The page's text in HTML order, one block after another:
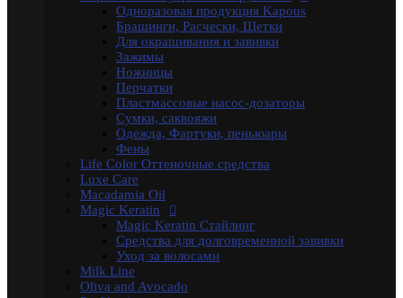
Окислительная Эмульсия "ActiOx"
Окрашивание Hyaluronic Acid
Окрашивание Studio
Окрашивание бровей и ресниц
Прямые пигменты Rainbow
Стайлинг Kapous
Уход за волосами HYALURONIC ACID
Уход за волосами PROFESSIONAL
Средства для химической завивки волос
Краски для бровей и ресниц
Электротовары
Восконагреватели для депиляции
SELECTIVE PROFESSIONAL
Теги
marfa memo Бальзам Бустер
Для бороды Для мужчин Дозатор
Крем после бритья Лак для волос Лак-
Лосьон Маска Масло для волос
Косметика Обесцвечивающий порошок
Эмульсия Паста для волос
Одноразовая продукция Kapous
Брашинги, Расчески, Щетки
Для окрашивания и завивки
Зажимы
Ножницы
Перчатки
Пластмассовые насос-дозаторы
Сумки, саквояжи
Одежда, Фартуки, пеньюары
Фены
Life Color Оттеночные средства
Luxe Care
Macadamia Oil
Magic Keratin
Magic Keratin Стайлинг
Средства для долговременной завивки
Уход за волосами
Milk Line
Oliva and Avocado